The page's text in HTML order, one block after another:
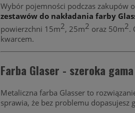
Wybór pojemności podczas zakupów
zestawów do nakładania farby
powierzchni 15m2, 25m2 oraz 50m2.
kwarcem.
Farba Glaser - szeroka
Metaliczna farba Glasser to
sprawia, że bez problemu